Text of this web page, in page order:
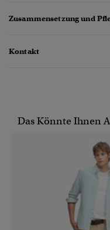
Zusammensetzung und
Kontakt
Das Könnte Ihnen